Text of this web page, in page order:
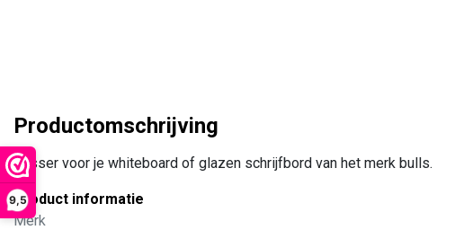
9,5
Productomschrijving
Wisser voor je whiteboard of glazen schrijfbord van het merk bulls.
Product informatie
Merk